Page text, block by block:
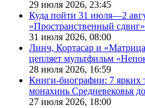
29 июля 2026, 23:45
Куда пойти 31 июля—2
«Пространственный
31 июля 2026, 08:00
Линч, Кортасар и
цепляет мультфильм
28 июля 2026, 16:59
Книги-биографии: 7 ярких
монахинь Средневековья
27 июля 2026, 18:00